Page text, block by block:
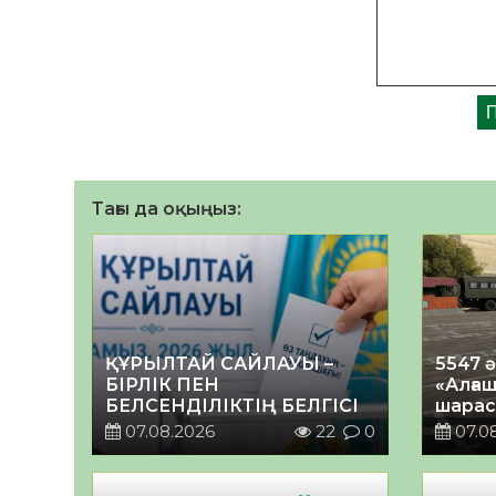
Тағы да оқыңыз:
ҚҰРЫЛТАЙ САЙЛАУЫ –
БІРЛІК ПЕН
БЕЛСЕНДІЛІКТІҢ БЕЛГІСІ
07.08.2026
22 0
5547